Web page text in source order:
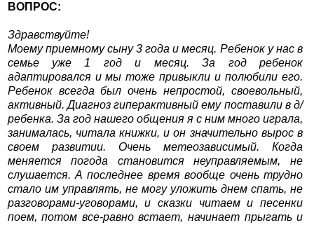
ВОПРОС:
Здравствуйте!
Моему приемному сыну 3 года и месяц. Ребенок у нас в
семье уже 1 год и месяц. За год ребенок
адаптировался и мы тоже привыкли и полюбили его.
Ребенок всегда был очень непростой, своевольный,
активный. Диагноз гиперактивный ему поставили в д/
ребенка. За год нашего общения я с ним много играла,
занималась, читала книжки, и он значительно вырос в
своем развитии. Очень метеозависимый. Когда
меняется погода становится неуправляемым, не
слушается. А последнее время вообще очень трудно
стало им управлять, не могу уложить днем спать, не
разговорами-уговорами, и сказки читаем и песенки
поем, потом все-равно встает, начинает прыгать и